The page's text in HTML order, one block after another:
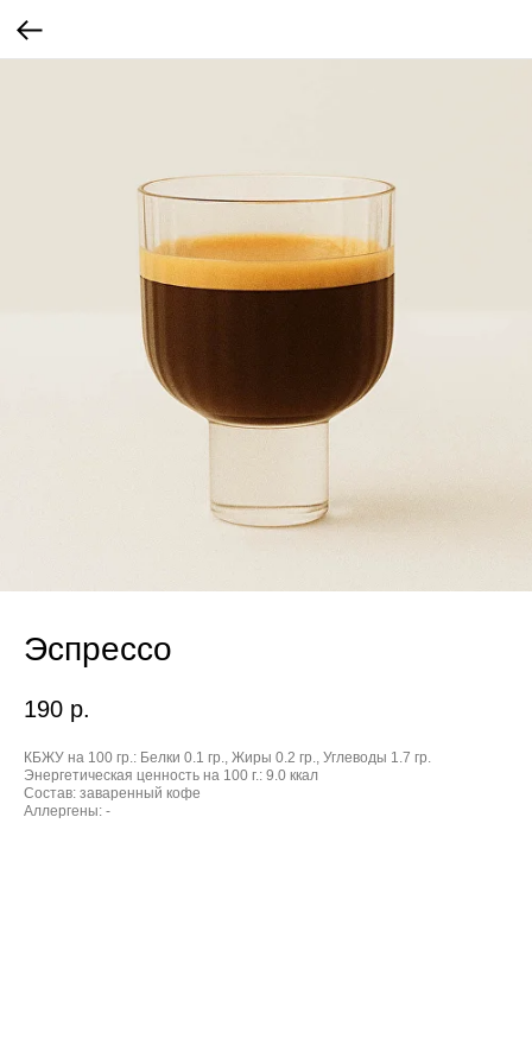
Эспрессо
190 р.
КБЖУ на 100 гр.: Белки 0.1 гр., Жиры 0.2 гр., Углеводы 1.7 гр.
Энергетическая ценность на 100 г.: 9.0 ккал
Состав: заваренный кофе
Аллергены: -